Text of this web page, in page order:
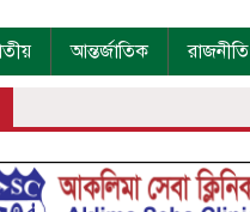
আন্তর্জাতিক রাজনীতি